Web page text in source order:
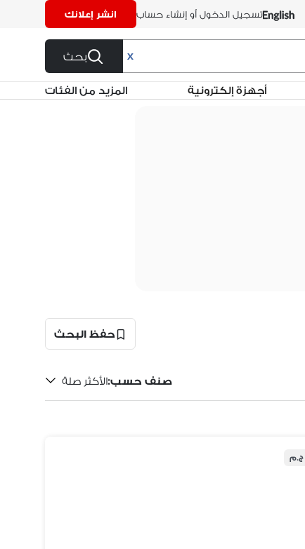
تسجيل الدخول أو إنشاء حساب انشر إعلانك
X بحث
أجهزة إلكترونية المزيد من الفئات
حفظ البحث
صنف حسب:الأكثر صلة